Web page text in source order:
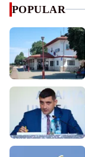
POPULAR